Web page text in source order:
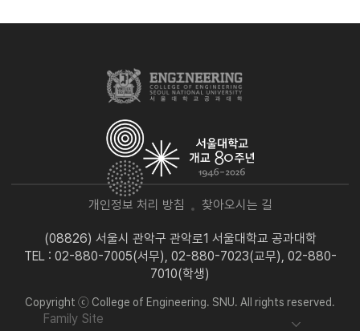
개인정보 처리 방침 찾아오시는 길
(08826) 서울시 관악구 관악로1 서울대학교 공과대학
TEL : 02-880-7005(서무), 02-880-7023(교무), 02-880-
7010(학생)
Copyright ⓒ College of Engineering. SNU. All rights reserved.
Family Site